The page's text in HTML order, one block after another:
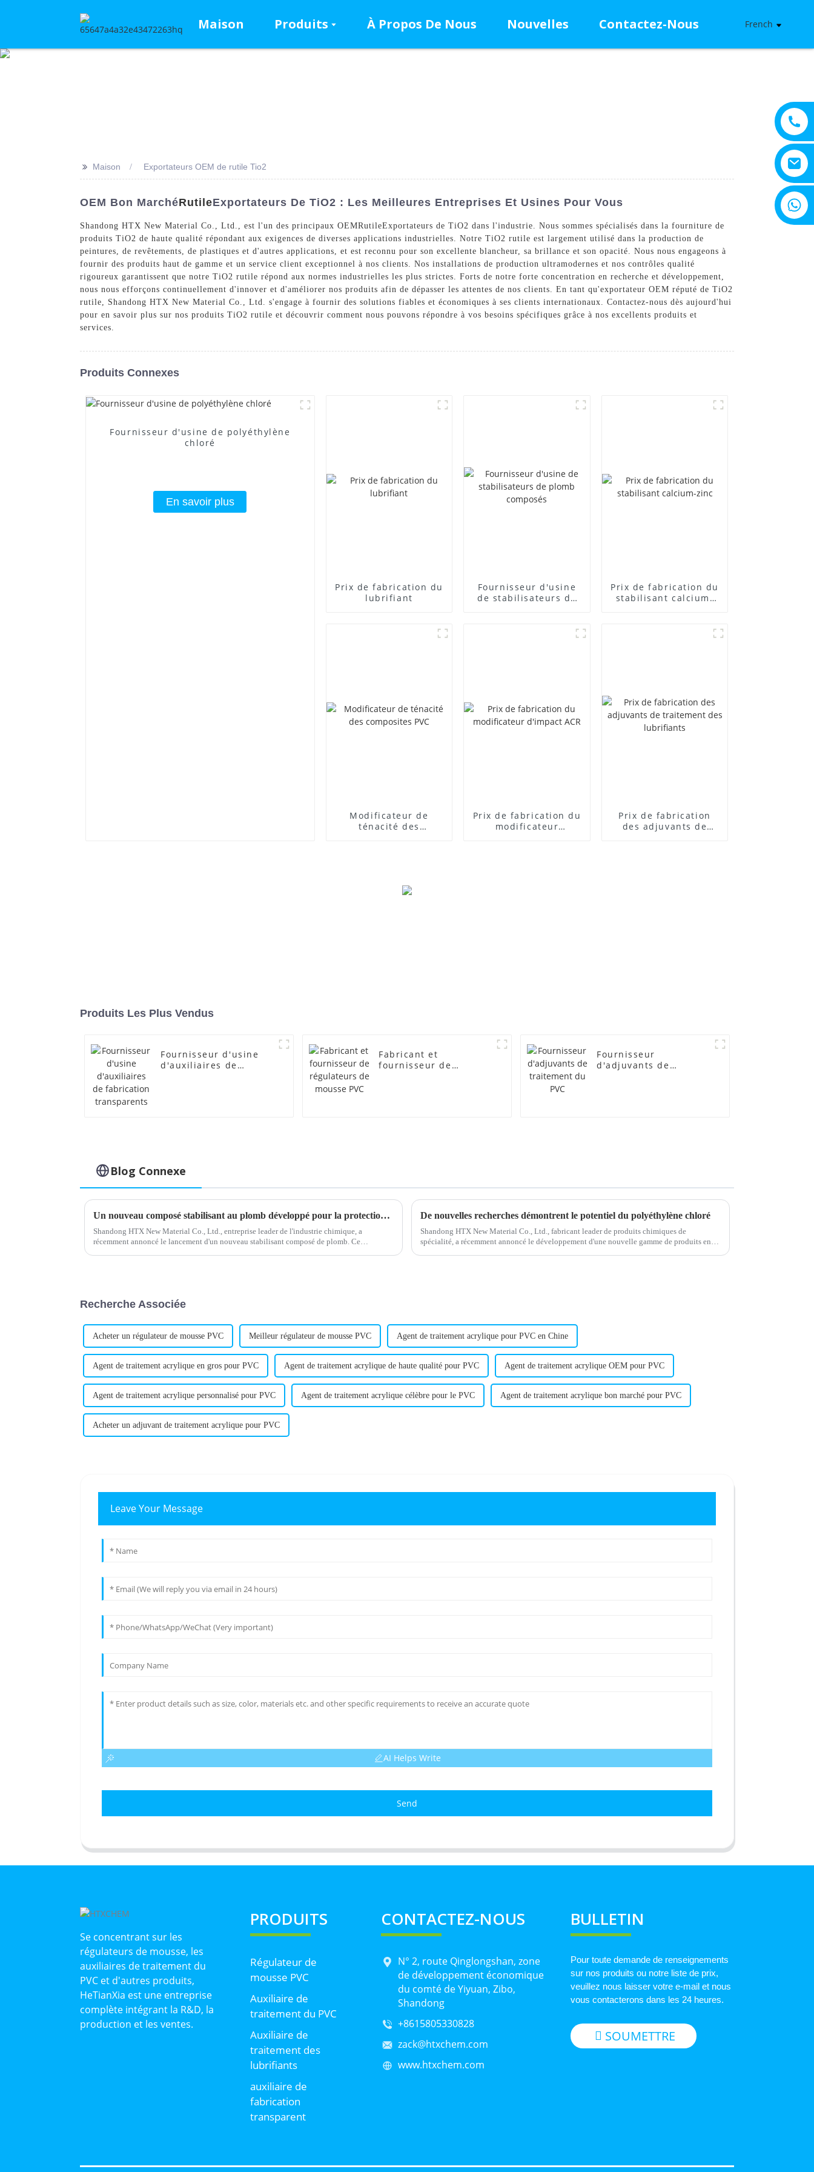
Maison Produits À Propos De Nous Nouvelles Contactez-Nous French
>> Maison Exportateurs OEM de rutile Tio2
OEM Bon MarchéRutileExportateurs De TiO2 : Les Meilleures Entreprises Et Usines Pour Vous
Shandong HTX New Material Co., Ltd., est l'un des principaux OEMRutileExportateurs de TiO2 dans l'industrie. Nous sommes spécialisés dans la fourniture de
produits TiO2 de haute qualité répondant aux exigences de diverses applications industrielles. Notre TiO2 rutile est largement utilisé dans la production de
peintures, de revêtements, de plastiques et d'autres applications, et est reconnu pour son excellente blancheur, sa brillance et son opacité. Nous nous engageons à
fournir des produits haut de gamme et un service client exceptionnel à nos clients. Nos installations de production ultramodernes et nos contrôles qualité
rigoureux garantissent que notre TiO2 rutile répond aux normes industrielles les plus strictes. Forts de notre forte concentration en recherche et développement,
nous nous efforçons continuellement d'innover et d'améliorer nos produits afin de dépasser les attentes de nos clients. En tant qu'exportateur OEM réputé de TiO2
rutile, Shandong HTX New Material Co., Ltd. s'engage à fournir des solutions fiables et économiques à ses clients internationaux. Contactez-nous dès aujourd'hui
pour en savoir plus sur nos produits TiO2 rutile et découvrir comment nous pouvons répondre à vos besoins spécifiques grâce à nos excellents produits et
services.
Produits Connexes
Fournisseur d'usine de polyéthylène
chloré
En savoir plus
Prix ​​de fabrication du
lubrifiant
Fournisseur d'usine
de stabilisateurs de
Prix ​​de fabrication du
stabilisant calcium-
Modificateur de
ténacité des
Prix ​​de fabrication du
modificateur
Prix ​​de fabrication
des adjuvants de
Produits Les Plus Vendus
Fournisseur d'usine
d'auxiliaires de
Fabricant et
fournisseur de
Fournisseur
d'adjuvants de
Blog Connexe
Un nouveau composé stabilisant au plomb développé pour la protection de l'environnement
Shandong HTX New Material Co., Ltd., entreprise leader de l'industrie chimique, a
récemment annoncé le lancement d'un nouveau stabilisant composé de plomb. Ce
De nouvelles recherches démontrent le potentiel du polyéthylène chloré
Shandong HTX New Material Co., Ltd., fabricant leader de produits chimiques de
spécialité, a récemment annoncé le développement d'une nouvelle gamme de produits en
Recherche Associée
Acheter un régulateur de mousse PVC Meilleur régulateur de mousse PVC Agent de traitement acrylique pour PVC en Chine
Agent de traitement acrylique en gros pour PVC Agent de traitement acrylique de haute qualité pour PVC Agent de traitement acrylique OEM pour PVC
Agent de traitement acrylique personnalisé pour PVC Agent de traitement acrylique célèbre pour le PVC Agent de traitement acrylique bon marché pour PVC
Acheter un adjuvant de traitement acrylique pour PVC
Leave Your Message
AI Helps Write
Send
Se concentrant sur les
régulateurs de mousse, les
auxiliaires de traitement du
PVC et d'autres produits,
HeTianXia est une entreprise
complète intégrant la R&D, la
production et les ventes.
PRODUITS
Régulateur de
mousse PVC
Auxiliaire de
traitement du PVC
Auxiliaire de
traitement des
lubrifiants
auxiliaire de
fabrication
transparent
CONTACTEZ-NOUS
N° 2, route Qinglongshan, zone
de développement économique
du comté de Yiyuan, Zibo,
Shandong
+8615805330828
zack@htxchem.com
www.htxchem.com
BULLETIN
Pour toute demande de renseignements
sur nos produits ou notre liste de prix,
veuillez nous laisser votre e-mail et nous
vous contacterons dans les 24 heures.
SOUMETTRE